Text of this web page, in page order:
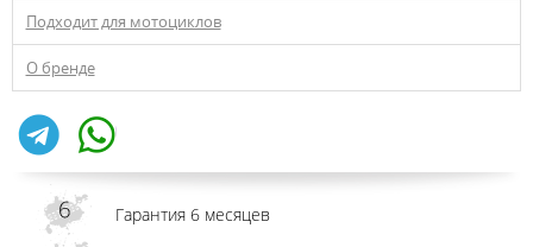
Подходит для мотоциклов
О бренде
Гарантия 6 месяцев